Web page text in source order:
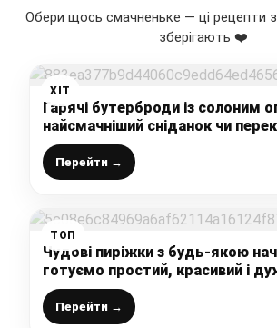
Обери щось смачненьке — ці рецепти
зберігають ❤️
ХІТ
Гарячі бутерброди із солоним
найсмачніший сніданок чи
сім’ї
Перейти →
ТОП
Чудові пиріжки з будь-якою
готуємо простий, красивий і
перекус на будь-який стіл
Перейти →